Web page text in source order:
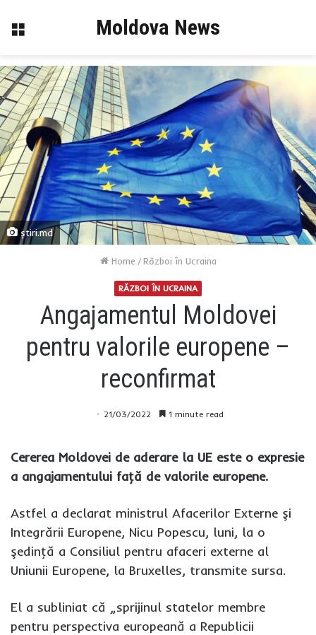
Menu Moldova News
știri.md
Home / Război în Ucraina
RĂZBOI ÎN UCRAINA
Angajamentul Moldovei
pentru valorile europene –
reconfirmat
21/03/2022 1 minute read
Cererea Moldovei de aderare la UE este o expresie
a angajamentului faţă de valorile europene.
Astfel a declarat ministrul Afacerilor Externe şi
Integrării Europene, Nicu Popescu, luni, la o
şedinţă a Consiliul pentru afaceri externe al
Uniunii Europene, la Bruxelles, transmite sursa.
El a subliniat că „sprijinul statelor membre
pentru perspectiva europeană a Republicii